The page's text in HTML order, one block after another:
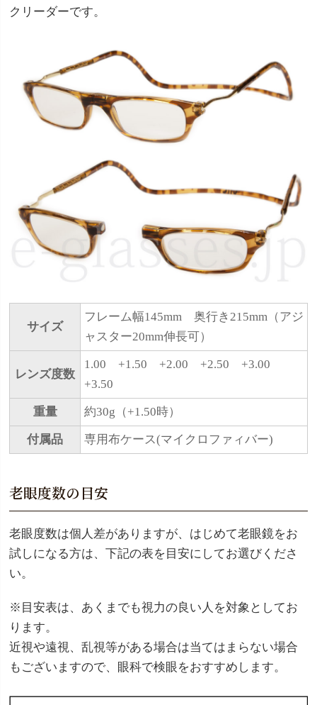
クリーダーです。
サイズ
フレーム幅145mm 奥行き215mm（アジ
ャスター20mm伸長可）
レンズ度数
1.00 +1.50 +2.00 +2.50 +3.00
+3.50
重量 約30g（+1.50時）
付属品 専用布ケース(マイクロファィバー)
老眼度数の目安
老眼度数は個人差がありますが、はじめて老眼鏡をお
試しになる方は、下記の表を目安にしてお選びくださ
い。
※目安表は、あくまでも視力の良い人を対象としてお
ります。
近視や遠視、乱視等がある場合は当てはまらない場合
もございますので、眼科で検眼をおすすめします。